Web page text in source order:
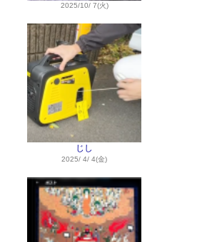
2025/10/ 7(火)
じし
2025/ 4/ 4(金)